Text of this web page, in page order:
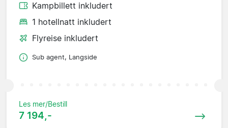
Kampbillett inkludert
1 hotellnatt inkludert
Flyreise inkludert
Sub agent, Langside
Les mer/Bestill
7 194,-